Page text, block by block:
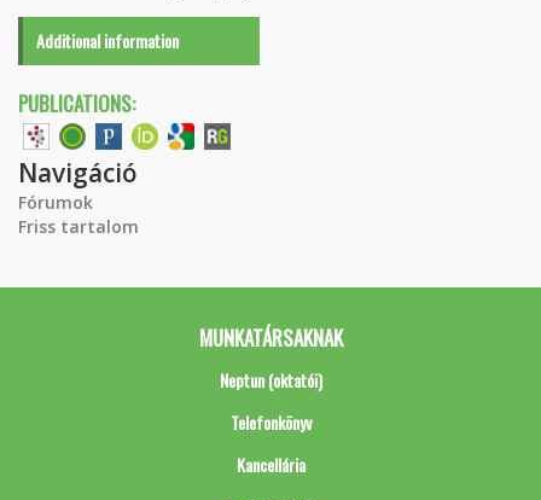
Additional information
PUBLICATIONS:
Navigáció
Fórumok
Friss tartalom
MUNKATÁRSAKNAK
Neptun (oktatói)
Telefonkönyv
Kancellária